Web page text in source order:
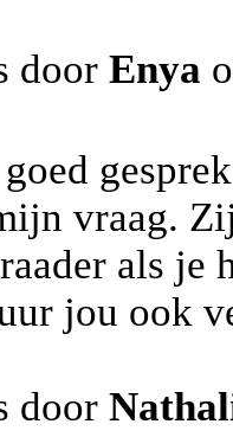
door Enya
vraag.
als
jou ook
door